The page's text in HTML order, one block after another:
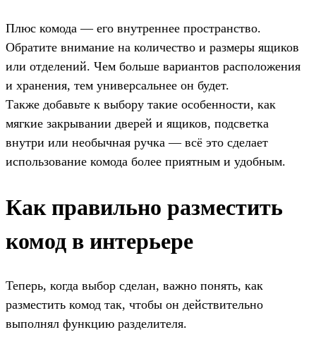
Плюс комода — его внутреннее пространство.
Обратите внимание на количество и размеры ящиков
или отделений. Чем больше вариантов расположения
и хранения, тем универсальнее он будет.
Также добавьте к выбору такие особенности, как
мягкие закрывании дверей и ящиков, подсветка
внутри или необычная ручка — всё это сделает
использование комода более приятным и удобным.
Как правильно разместить
комод в интерьере
Теперь, когда выбор сделан, важно понять, как
разместить комод так, чтобы он действительно
выполнял функцию разделителя.